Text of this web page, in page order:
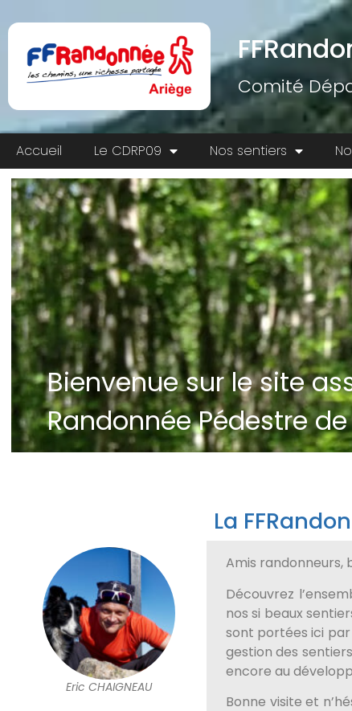
Comité
Accueil Le CDRP09 Nos sentiers
Bienvenue sur le site
Randonnée Pédestre
Eric CHAIGNEAU
La
Amis randonneurs,
Découvrez
nos si beaux
sont portées ici par
gestion des
encore au
Bonne visite et